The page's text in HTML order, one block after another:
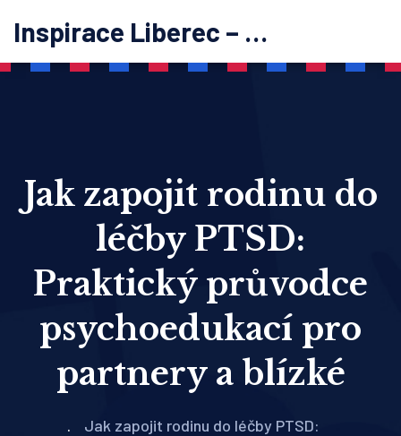
Inspirace Liberec – psychoterapie
Jak zapojit rodinu do
léčby PTSD:
Praktický průvodce
psychoedukací pro
partnery a blízké
Jak zapojit rodinu do léčby PTSD: